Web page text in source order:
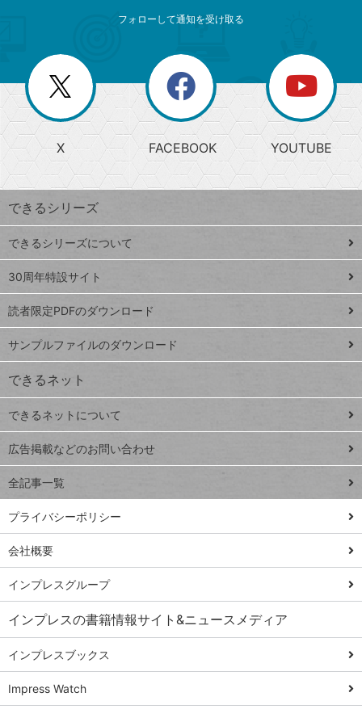
じ
る
search
検
索
上
昇
ワ
ー
ド
Google
スプレ
ッドシ
ート
iPhone
VLOOKUP
close
閉じ
る
閉
じ
る
ー
か
ら
探
す
ト
ッ
プ
ペ
ジ
連載
Excel Q&A
トイアンナ流仕
事術
ではじめる業務
の完全自動化
AI議事録作成術
Windows 11
Q&A
Teams踏み込み
活用術
Excel講師の仕事
術
フォローして通知を受け取る
X FACEBOOK YOUTUBE
できるシリーズ
できるシリーズについて
30周年特設サイト
読者限定PDFのダウンロード
サンプルファイルのダウンロード
できるネット
できるネットについて
広告掲載などのお問い合わせ
全記事一覧
プライバシーポリシー
会社概要
インプレスグループ
インプレスの書籍情報サイト&ニュースメディア
インプレスブックス
Impress Watch